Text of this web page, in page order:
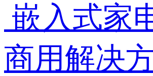
嵌入式家
商用解决